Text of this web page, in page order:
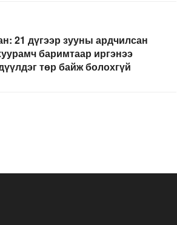
21 дүгээр зууны ардчилсан
баримтаар иргэнээ
төр байж болохгүй